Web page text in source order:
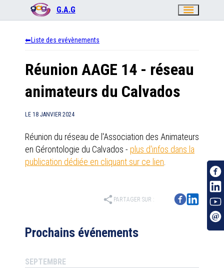
G.A.G menu
Liste des evévènements
Réunion AAGE 14 - réseau
animateurs du Calvados
LE 18 JANVIER 2024
Réunion du réseau de l'Association des Animateurs
en Gérontologie du Calvados - plus d'infos dans la
publication dédiée en cliquant sur ce lien
share PARTAGER SUR :
Prochains événements
SEPTEMBRE